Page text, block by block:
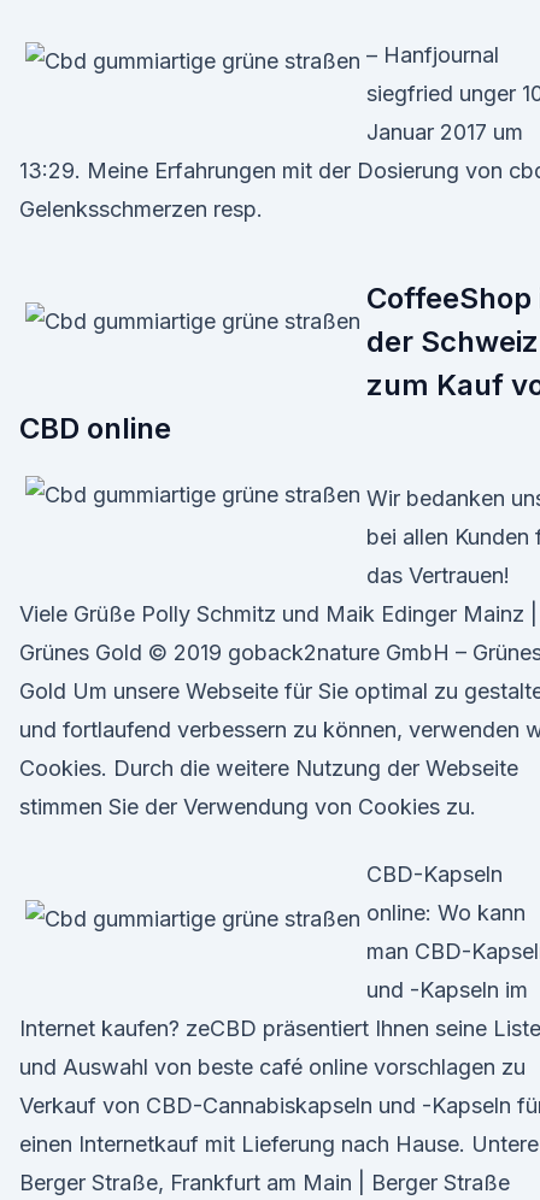
– Hanfjournal
siegfried unger
Januar 2017 um
13:29. Meine Erfahrungen mit der Dosierung von
Gelenksschmerzen resp.
CoffeeShop
der Schweiz
zum Kauf
CBD online
Wir bedanken
bei allen Kunden
das Vertrauen!
Viele Grüße Polly Schmitz und Maik Edinger Mainz |
Grünes Gold © 2019 goback2nature GmbH –
Gold Um unsere Webseite für Sie optimal zu
und fortlaufend verbessern zu können, verwenden
Cookies. Durch die weitere Nutzung der Webseite
stimmen Sie der Verwendung von Cookies zu.
CBD-Kapseln
online: Wo kann
man CBD-
und -Kapseln im
Internet kaufen? zeCBD präsentiert Ihnen seine Liste
und Auswahl von beste café online vorschlagen zu
Verkauf von CBD-Cannabiskapseln und -Kapseln
einen Internetkauf mit Lieferung nach Hause. Untere
Berger Straße, Frankfurt am Main | Berger Straße